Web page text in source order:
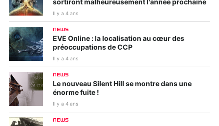
sortiront malheureusement l'année prochaine
Il y a 4 ans
NEWS
EVE Online : la localisation au cœur des
préoccupations de CCP
Il y a 4 ans
NEWS
Le nouveau Silent Hill se montre dans une
énorme fuite !
Il y a 4 ans
NEWS